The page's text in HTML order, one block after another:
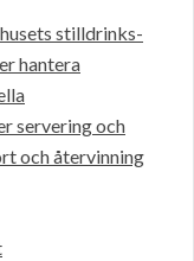
stilldrinks-
hantera
servering och
och återvinning